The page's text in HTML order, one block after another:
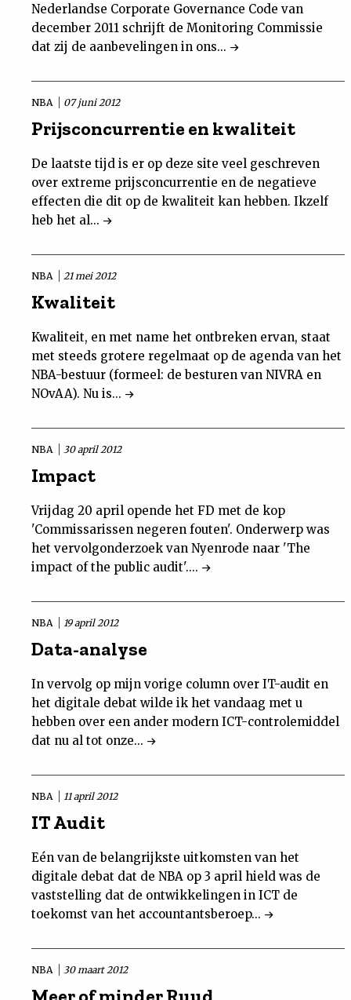
Nederlandse Corporate Governance Code van
december 2011 schrijft de Monitoring Commissie
dat zij de aanbevelingen in ons...
NBA 07 juni 2012
Prijsconcurrentie en kwaliteit
De laatste tijd is er op deze site veel geschreven
over extreme prijsconcurrentie en de negatieve
effecten die dit op de kwaliteit kan hebben. Ikzelf
heb het al...
NBA 21 mei 2012
Kwaliteit
Kwaliteit, en met name het ontbreken ervan, staat
met steeds grotere regelmaat op de agenda van het
NBA-bestuur (formeel: de besturen van NIVRA en
NOvAA). Nu is...
NBA 30 april 2012
Impact
Vrijdag 20 april opende het FD met de kop
'Commissarissen negeren fouten'. Onderwerp was
het vervolgonderzoek van Nyenrode naar 'The
impact of the public audit'....
NBA 19 april 2012
Data-analyse
In vervolg op mijn vorige column over IT-audit en
het digitale debat wilde ik het vandaag met u
hebben over een ander modern ICT-controlemiddel
dat nu al tot onze...
NBA 11 april 2012
IT Audit
Eén van de belangrijkste uitkomsten van het
digitale debat dat de NBA op 3 april hield was de
vaststelling dat de ontwikkelingen in ICT de
toekomst van het accountantsberoep...
NBA 30 maart 2012